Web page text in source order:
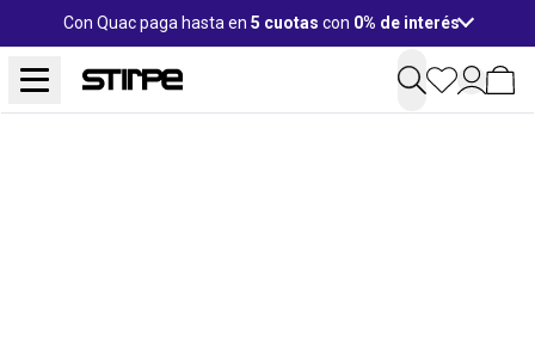
Con Quac paga hasta en 5 cuotas con 0% de interés